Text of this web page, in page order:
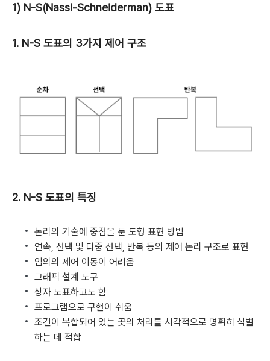
1) N-S(Nassi-Schneiderman) 도표
1. N-S 도표의 3가지 제어 구조
2. N-S 도표의 특징
논리의 기술에 중점을 둔 도형 표현 방법
연속, 선택 및 다중 선택, 반복 등의 제어 논리 구조로 표현
임의의 제어 이동이 어려움
그래픽 설계 도구
상자 도표하고도 함
프로그램으로 구현이 쉬움
조건이 복합되어 있는 곳의 처리를 시각적으로 명확히 식별
하는 데 적합